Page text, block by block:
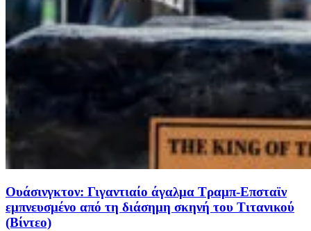
Ουάσινγκτον: Γιγαντιαίο άγαλμα Τραμπ-Επσταϊν
εμπνευσμένο από τη διάσημη σκηνή του Τιτανικού
(Βίντεο)